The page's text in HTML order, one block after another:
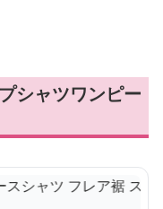
シャツワンピー